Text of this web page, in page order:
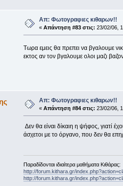
Απ: Φωτογραφιες κιθαρων!!
« Απάντηση #83 στις: 23/02/06,
Τωρα εμεις θα πρεπει να βγαλουμε
εκτος αν τον βγαλουμε ολοι μαζι
Απ: Φωτογραφιες κιθαρων!!
« Απάντηση #84 στις: 23/02/06,
Δεν θα είναι δίκαιη η ψήφος, γιατί
άσχετοι με το όργανο, που δεν θα
Παραδίδονται ιδιαίτερα μαθήματα Κιθάρας:
http://forum.kithara.gr/
http://forum.kithara.gr/